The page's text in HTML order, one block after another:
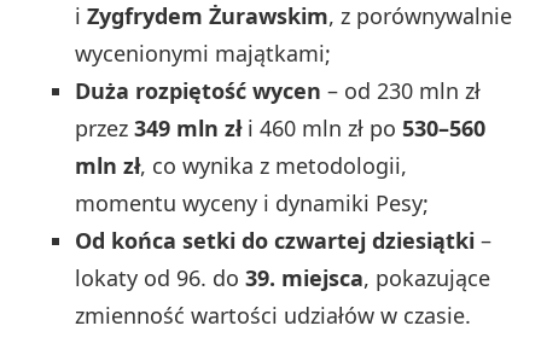
iZygfrydem Żurawskim, z porównywalnie
wycenionymi majątkami;
Duża rozpiętość wycen – od 230 mln zł
przez349 mln złi 460 mln zł po530–560
mln zł, co wynika z metodologii,
momentu wyceny i dynamiki Pesy;
Od końca setki do czwartej dziesiątki –
lokaty od 96. do39. miejsca, pokazujące
zmienność wartości udziałów w czasie.